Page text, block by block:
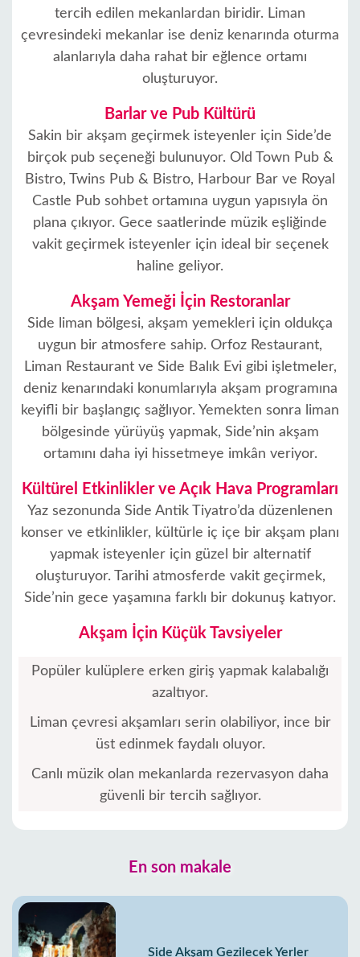
tercih edilen mekanlardan biridir. Liman
çevresindeki mekanlar ise deniz kenarında oturma
alanlarıyla daha rahat bir eğlence ortamı
oluşturuyor.
Barlar ve Pub Kültürü
Sakin bir akşam geçirmek isteyenler için Side’de
birçok pub seçeneği bulunuyor. Old Town Pub &
Bistro, Twins Pub & Bistro, Harbour Bar ve Royal
Castle Pub sohbet ortamına uygun yapısıyla ön
plana çıkıyor. Gece saatlerinde müzik eşliğinde
vakit geçirmek isteyenler için ideal bir seçenek
haline geliyor.
Akşam Yemeği İçin Restoranlar
Side liman bölgesi, akşam yemekleri için oldukça
uygun bir atmosfere sahip. Orfoz Restaurant,
Liman Restaurant ve Side Balık Evi gibi işletmeler,
deniz kenarındaki konumlarıyla akşam programına
keyifli bir başlangıç sağlıyor. Yemekten sonra liman
bölgesinde yürüyüş yapmak, Side’nin akşam
ortamını daha iyi hissetmeye imkân veriyor.
Kültürel Etkinlikler ve Açık Hava Programları
Yaz sezonunda Side Antik Tiyatro’da düzenlenen
konser ve etkinlikler, kültürle iç içe bir akşam planı
yapmak isteyenler için güzel bir alternatif
oluşturuyor. Tarihi atmosferde vakit geçirmek,
Side’nin gece yaşamına farklı bir dokunuş katıyor.
Akşam İçin Küçük Tavsiyeler
Popüler kulüplere erken giriş yapmak kalabalığı
azaltıyor.
Liman çevresi akşamları serin olabiliyor, ince bir
üst edinmek faydalı oluyor.
Canlı müzik olan mekanlarda rezervasyon daha
güvenli bir tercih sağlıyor.
En son makale
Side Akşam Gezilecek Yerler